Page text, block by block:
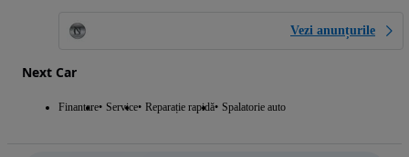
Vezi anunțurile
Next Car
Finantare Service Reparație rapidă Spalatorie auto